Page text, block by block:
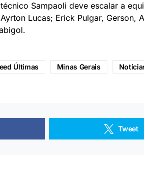
Sampaoli deve escalar a
Lucas; Erick Pulgar, Gerson,
Últimas Minas Gerais
Tweet